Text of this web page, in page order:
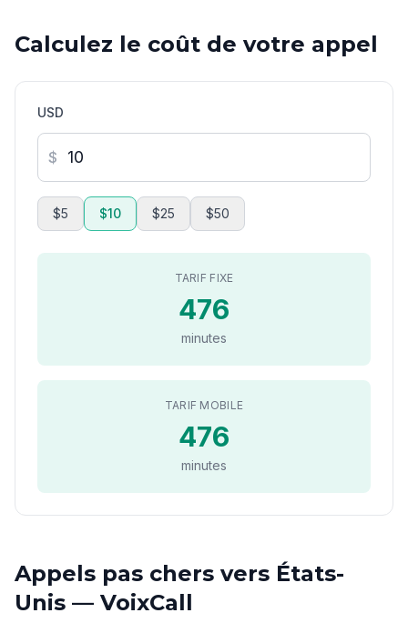
Calculez le coût de votre appel
USD
$
$5 $10 $25 $50
TARIF FIXE
476
minutes
TARIF MOBILE
476
minutes
Appels pas chers vers États-
Unis — VoixCall